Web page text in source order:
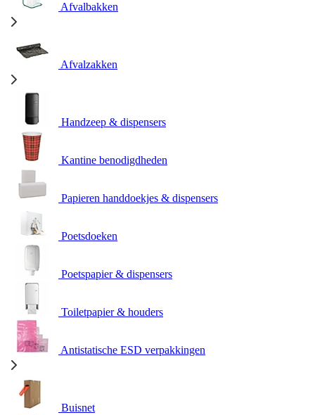
Afvalbakken
Afvalzakken
Handzeep & dispensers
Kantine benodigdheden
Papieren handdoekjes & dispensers
Poetsdoeken
Poetspapier & dispensers
Toiletpapier & houders
Antistatische ESD verpakkingen
Buisnet